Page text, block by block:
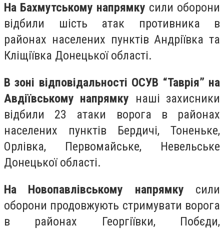
На Бахмутському напрямку сили оборони
відбили шість атак противника в
районах населених пунктів Андріївка та
Кліщіївка Донецької області.
В зоні відповідальності ОСУВ “Таврія” на
Авдіївському напрямку наші захисники
відбили 23 атаки ворога в районах
населених пунктів Бердичі, Тоненьке,
Орлівка, Первомайське, Невельське
Донецької області.
На Новопавлівському напрямку сили
оборони продовжують стримувати ворога
в районах Георгіївки, Побєди,